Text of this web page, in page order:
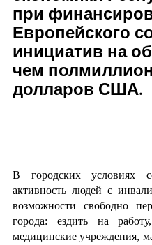
при
Европейского
инициатив на
чем
долларов США.
В городских условиях
активность людей с
возможности свободно
города: ездить на
медицинские учреждения,